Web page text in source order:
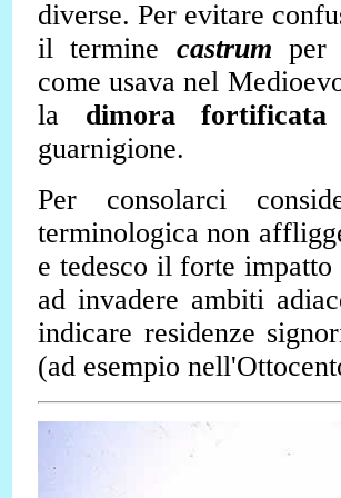
diverse. Per evitare
il termine castrum
come usava nel
la dimora fortificata
guarnigione.
Per consolarci
terminologica non
e tedesco il forte
ad invadere ambiti
indicare residenze
(ad esempio